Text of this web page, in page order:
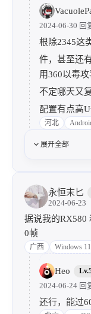
2024-06-30 回
根除2345这
件，甚至还
用360以毒
不定哪天又
配置有点高
河北
展开全部
永恒末匕
2024-06-23
据说我的RX580
0帧
广西 Windows 11
Heo
2024-06-24 回
还行，能过